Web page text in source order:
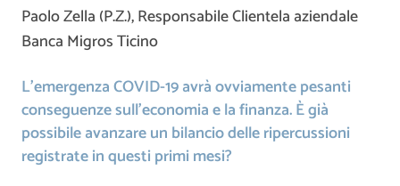
Paolo Zella (P.Z.), Responsabile Clientela aziendale
Banca Migros Ticino
L’emergenza COVID-19 avrà ovviamente pesanti
conseguenze sull’economia e la finanza. È già
possibile avanzare un bilancio delle ripercussioni
registrate in questi primi mesi?